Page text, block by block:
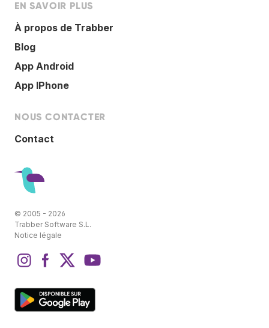
EN SAVOIR PLUS
À propos de Trabber
Blog
App Android
App IPhone
NOUS CONTACTER
Contact
© 2005 - 2026
Trabber Software S.L.
Notice légale